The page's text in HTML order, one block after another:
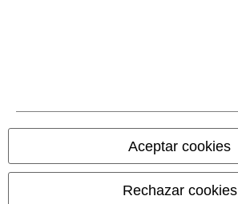
Aceptar cookies
Rechazar cookies
Declaración de Conformidad
Información sobre accesibilidad